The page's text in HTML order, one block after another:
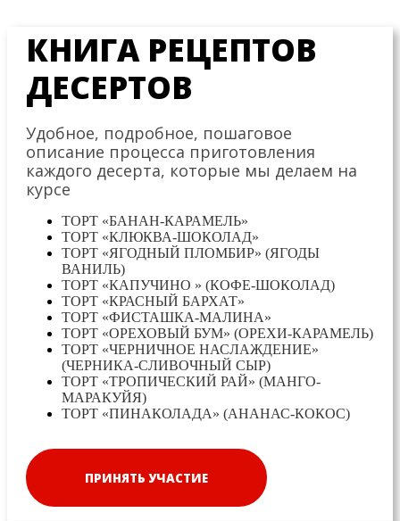
КНИГА РЕЦЕПТОВ
ДЕСЕРТОВ
Удобное, подробное, пошаговое
описание процесса приготовления
каждого десерта, которые мы делаем на
курсе
ТОРТ «БАНАН-КАРАМЕЛЬ»
ТОРТ «КЛЮКВА-ШОКОЛАД»
ТОРТ «ЯГОДНЫЙ ПЛОМБИР» (ЯГОДЫ
ВАНИЛЬ)
ТОРТ «КАПУЧИНО » (КОФЕ-ШОКОЛАД)
ТОРТ «КРАСНЫЙ БАРХАТ»
ТОРТ «ФИСТАШКА-МАЛИНА»
ТОРТ «ОРЕХОВЫЙ БУМ» (ОРЕХИ-КАРАМЕЛЬ)
ТОРТ «ЧЕРНИЧНОЕ НАСЛАЖДЕНИЕ»
(ЧЕРНИКА-СЛИВОЧНЫЙ СЫР)
ТОРТ «ТРОПИЧЕСКИЙ РАЙ» (МАНГО-
МАРАКУЙЯ)
ТОРТ «ПИНАКОЛАДА» (АНАНАС-КОКОС)
ПРИНЯТЬ УЧАСТИЕ